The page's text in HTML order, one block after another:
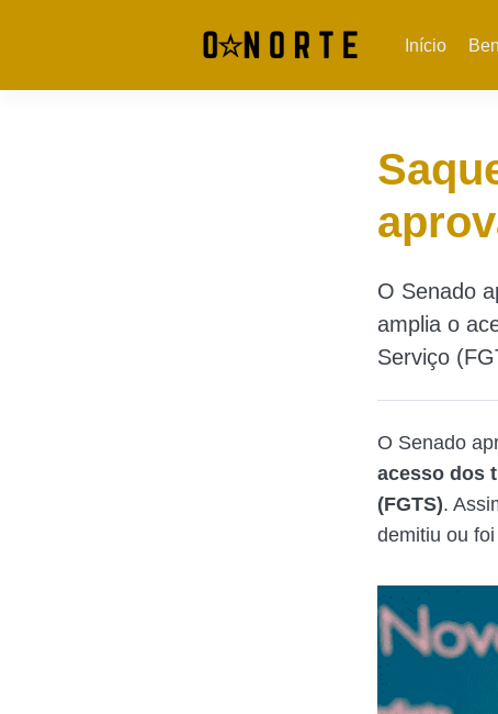
Início
O Senado
amplia o
Serviço
O Senado
acesso dos
(FGTS).
demitiu ou